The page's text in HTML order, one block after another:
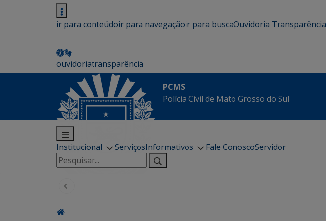
ir para conteúdoir para navegaçãoir para buscaOuvidoria Transparência
ouvidoriatransparência
PCMS
Polícia Civil de Mato Grosso do Sul
Institucional ServiçosInformativos Fale ConoscoServidor
Pesquisar
por: